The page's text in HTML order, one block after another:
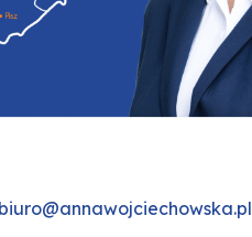
biuro@annawojciechowska.pl